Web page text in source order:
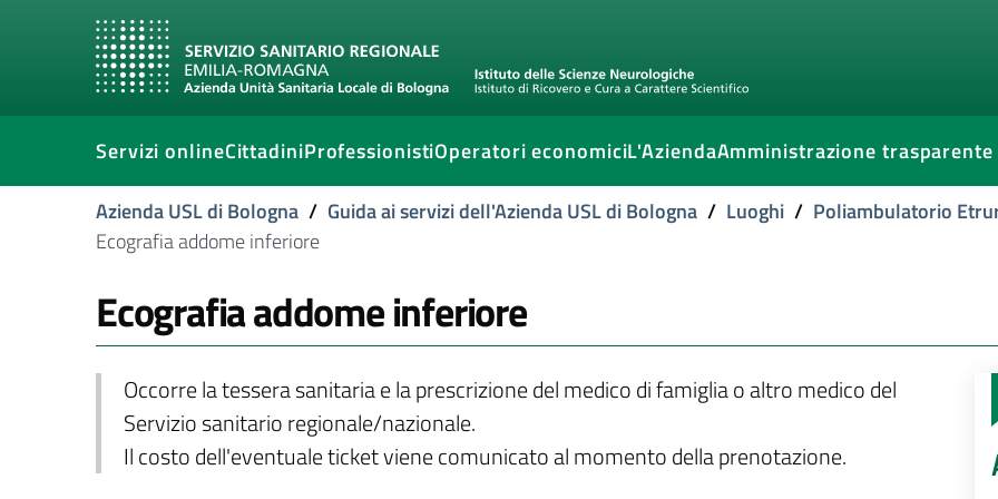
Servizi onlineCittadiniProfessionistiOperatori economiciL'AziendaAmministrazione trasparente
Azienda USL di Bologna / Guida ai servizi dell'Azienda USL di Bologna / Luoghi / Poliambulatorio
Ecografia addome inferiore
Ecografia addome inferiore
Occorre la tessera sanitaria e la prescrizione del medico di famiglia o altro medico del
Servizio sanitario regionale/nazionale.
Il costo dell'eventuale ticket viene comunicato al momento della prenotazione.